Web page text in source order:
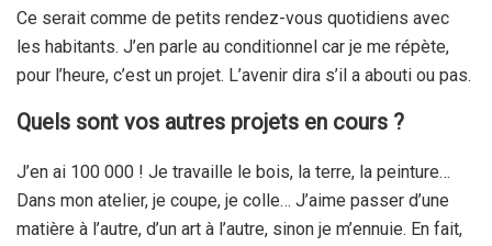
Ce serait comme de petits rendez-vous quotidiens avec
les habitants. J’en parle au conditionnel car je me répète,
pour l’heure, c’est un projet. L’avenir dira s’il a abouti ou pas.
Quels sont vos autres projets en cours ?
J’en ai 100 000 ! Je travaille le bois, la terre, la peinture…
Dans mon atelier, je coupe, je colle… J’aime passer d’une
matière à l’autre, d’un art à l’autre, sinon je m’ennuie. En fait,